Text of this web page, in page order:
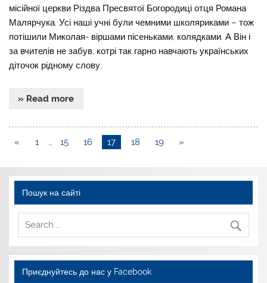
місійної церкви Різдва Пресвятої Богородиці отця Романа
Малярчука. Усі наші учні були чемними школяриками – тож
потішили Миколая- віршами пісеньками, колядками. А Він і
за вчителів не забув, котрі так гарно навчають українських
діточок рідному слову,
» Read more
« 1 … 15 16 17 18 19 »
Пошук на сайті
Приєднуйтесь до нас у Facebook